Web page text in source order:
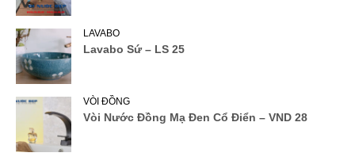
LAVABO
Lavabo Sứ – LS 25
VÒI ĐỒNG
Vòi Nước Đồng Mạ Đen Cổ Điển – VND 28